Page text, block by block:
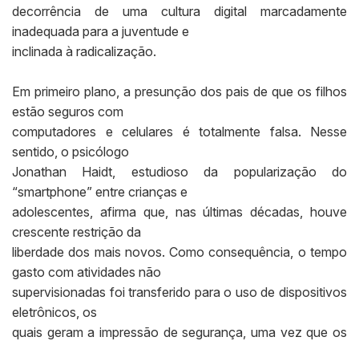
decorrência de uma cultura digital marcadamente
inadequada para a juventude e
inclinada à radicalização.
Em primeiro plano, a presunção dos pais de que os filhos
estão seguros com
computadores e celulares é totalmente falsa. Nesse
sentido, o psicólogo
Jonathan Haidt, estudioso da popularização do
“smartphone” entre crianças e
adolescentes, afirma que, nas últimas décadas, houve
crescente restrição da
liberdade dos mais novos. Como consequência, o tempo
gasto com atividades não
supervisionadas foi transferido para o uso de dispositivos
eletrônicos, os
quais geram a impressão de segurança, uma vez que os